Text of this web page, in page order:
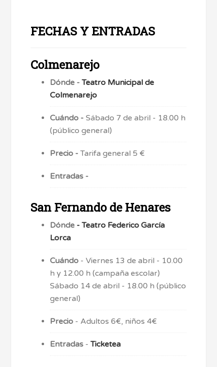
FECHAS Y ENTRADAS
Colmenarejo
Dónde -Teatro Municipal de
Colmenarejo
Cuándo -Sábado 7 de abril - 18.00 h
(público general)
Precio -Tarifa general 5 €
Entradas -
San Fernando de Henares
Dónde - Teatro Federico García
Lorca
Cuándo - Viernes 13 de abril - 10.00
h y 12.00 h (campaña escolar)
Sábado 14 de abril - 18.00 h (público
general)
Precio - Adultos 6€, niños 4€
Entradas -Ticketea